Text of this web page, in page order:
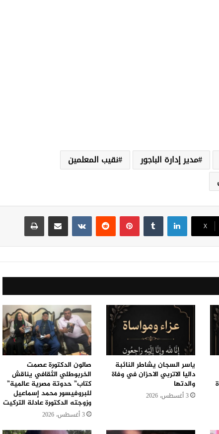
مدير إدارة الباجور
نقيب المعلمين
‫X
لينكدإن بينتيريست
ياسر السجان يشاطر النائبة
داليا الاتربي الاحزان في وفاة
والدتها
3 أغسطس، 2026
صالون الدكتورة عصمت
الخربوطلي الثقافي يناقش
كتاب” حدوتة مصرية عالمية”
للبروفيسور محمد إسماعيل
وزوجته الدكتورة عادلة التركيت
3 أغسطس، 2026